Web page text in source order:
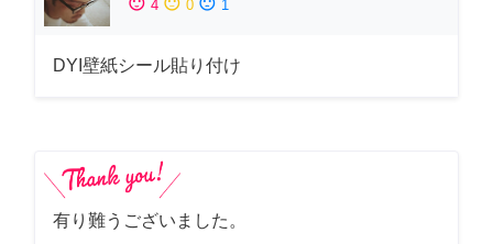
4 0 1
DYI壁紙シール貼り付け
有り難うございました。